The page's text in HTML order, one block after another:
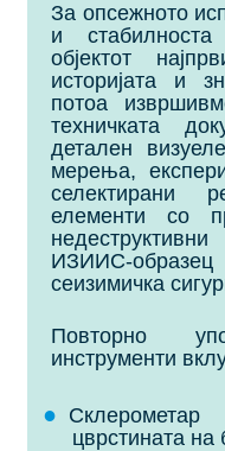
За опсежното
и
објектот
историјата и
потоа
техничката
детален
мерења,
селектирани
елементи со
ИЗИИС-
сеизимичка
Повторно
инструменти
цврстината на